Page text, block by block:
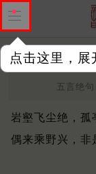
点击这里，展
衡山杂画二
五言绝句
岩壑飞尘绝，孤
偶来乘野兴，非